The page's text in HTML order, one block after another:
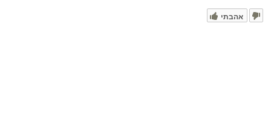
אהבתי